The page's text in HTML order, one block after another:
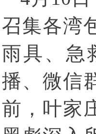
召集各湾
雨具、急
播、微信
前，叶家